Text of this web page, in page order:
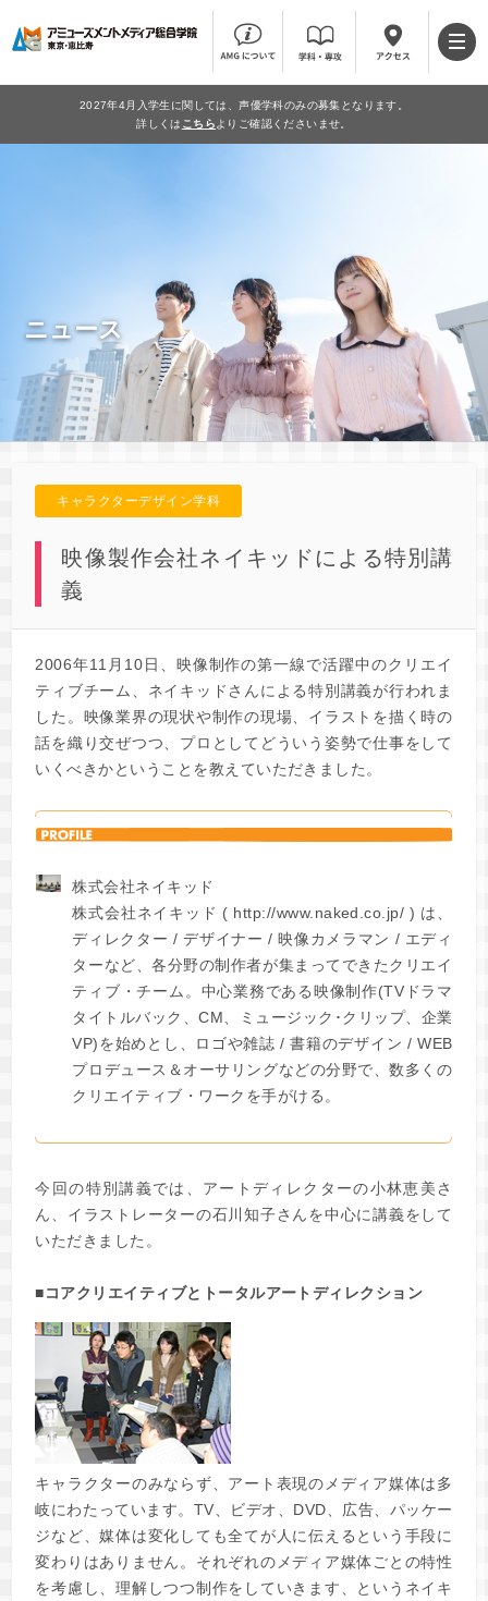
2027年4月入学生に関しては、声優学科のみの募集となります。
詳しくは こちら よりご確認くださいませ。
ニュース
キャラクターデザイン学科
映像製作会社ネイキッドによる特別講
義
2006年11月10日、映像制作の第一線で活躍中のクリエイ
ティブチーム、ネイキッドさんによる特別講義が行われま
した。映像業界の現状や制作の現場、イラストを描く時の
話を織り交ぜつつ、プロとしてどういう姿勢で仕事をして
いくべきかということを教えていただきました。
株式会社ネイキッド
株式会社ネイキッド ( http://www.naked.co.jp/ ) は、
ディレクター / デザイナー / 映像カメラマン / エディ
ターなど、各分野の制作者が集まってできたクリエイ
ティブ・チーム。中心業務である映像制作(TVドラマ
タイトルバック、CM、ミュージック･クリップ、企業
VP)を始めとし、ロゴや雑誌 / 書籍のデザイン / WEB
プロデュース＆オーサリングなどの分野で、数多くの
クリエイティブ・ワークを手がける。
今回の特別講義では、アートディレクターの小林恵美さ
ん、イラストレーターの石川知子さんを中心に講義をして
いただきました。
■コアクリエイティブとトータルアートディレクション
キャラクターのみならず、アート表現のメディア媒体は多
岐にわたっています。TV、ビデオ、DVD、広告、パッケー
ジなど、媒体は変化しても全てが人に伝えるという手段に
変わりはありません。それぞれのメディア媒体ごとの特性
を考慮し、理解しつつ制作をしていきます、というネイキ